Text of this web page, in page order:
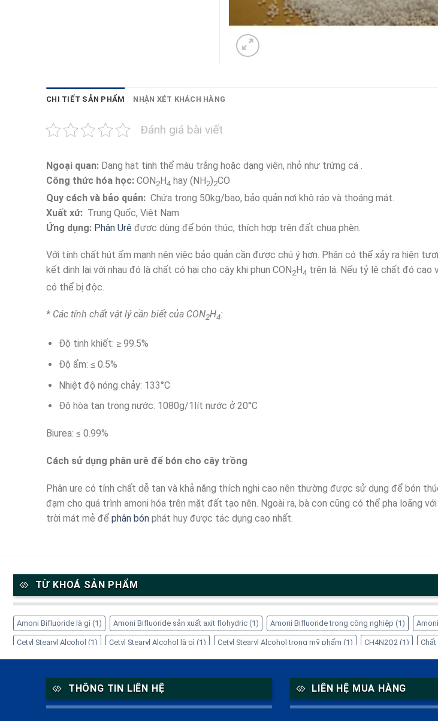
CHI TIẾT SẢN PHẨM NHẬN XÉT KHÁCH HÀNG
Đánh giá bài viết
Ngoại quan: Dạng hạt tinh thể màu trắng hoặc dạng viên, nhỏ như trứng cá .
Công thức hóa học: CON2 H4 hay (NH2)2CO
Quy cách và bảo quản: Chứa trong 50kg/bao, bảo quản nơi khô ráo và thoáng mát.
Xuất xứ: Trung Quốc, Việt Nam
Ứng dụng: Phân Urê được dùng để bón thúc, thích hợp trên đất chua phèn.
Với tính chất hút ẩm mạnh nên việc bảo quản cần được chú ý hơn. Phân có thể xảy ra hiện
kết dinh lại với nhau đó là chất có hại cho cây khi phun CON2 H4 trên lá. Nếu tỷ lệ chất đó cao
có thể bị độc.
* Các tính chất vật lý cần biết của CON2H4:
Độ tinh khiết: ≥ 99.5%
Độ ẩm: ≤ 0.5%
Nhiệt độ nóng chảy: 133°C
Độ hòa tan trong nước: 1080g/1lít nước ở 20°C
Biurea: ≤ 0.99%
Cách sử dụng phân urê để bón cho cây trồng
Phân ure có tính chất dễ tan và khả năng thích nghi cao nên thường được sử dụng để bón
đạm cho quá trình amoni hóa trên mặt đất tạo nên. Ngoài ra, bà con cũng có thể pha loãng
trời mát mẻ để phân bón phát huy được tác dụng cao nhất.
TỪ KHOÁ SẢN PHẨM
Amoni Bifluoride là gì (1) Amoni Bifluoride sản xuất axit flohydric(1) Amoni Bifluoride trong công nghiệp (1)
Cetyl Stearyl Alcohol (1) Cetyl Stearyl Alcohol là gì (1) Cetyl Stearyl Alcohol trong mỹ phẩm (1) CH4N2O2 (1)
Cách sử dụng EDTA-4Na(1) Công dụng của Amoni Bifluoride(1) Công dụng của Inositol(1) Công dụng của
EDTA-4Na giá bao nhiêu(1) EDTA-4Na trong mỹ phẩm(1) EDTA-4Na trong thực phẩm(1) EDTA-4Na xử lý kim loại
Inositol hỗ trợ thần kinh(1) Inositol là gì(1) Inositol PCOS(1) Inositol thực phẩm chức năng(1) Mua EDTA-4Na
THÔNG TIN LIÊN HỆ LIÊN HỆ MUA HÀNG